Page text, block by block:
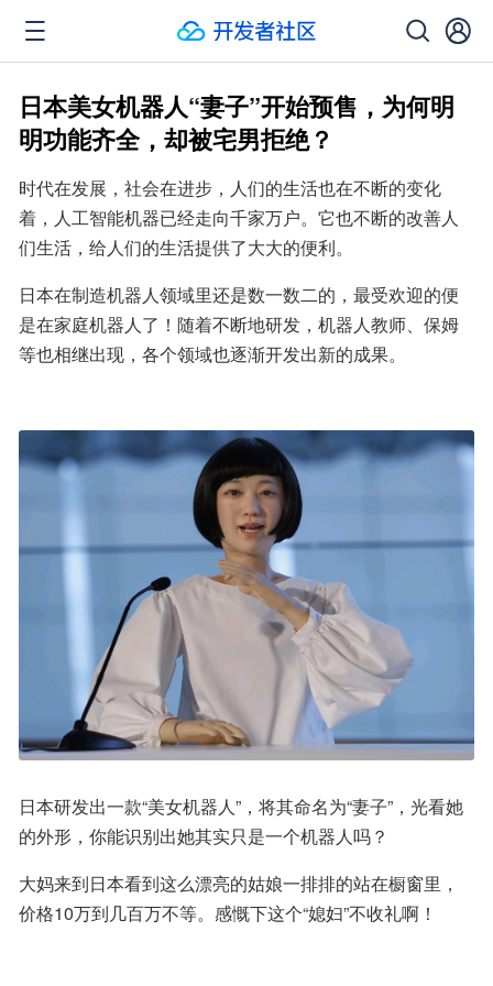
日本美女机器人“妻子”开始预售，为何明
明功能齐全，却被宅男拒绝？
时代在发展，社会在进步，人们的生活也在不断的变化
着，人工智能机器已经走向千家万户。它也不断的改善人
们生活，给人们的生活提供了大大的便利。
日本在制造机器人领域里还是数一数二的，最受欢迎的便
是在家庭机器人了！随着不断地研发，机器人教师、保姆
等也相继出现，各个领域也逐渐开发出新的成果。
日本研发出一款“美女机器人”，将其命名为“妻子”，光看她
的外形，你能识别出她其实只是一个机器人吗？
大妈来到日本看到这么漂亮的姑娘一排排的站在橱窗里，
价格10万到几百万不等。感慨下这个“媳妇”不收礼啊！